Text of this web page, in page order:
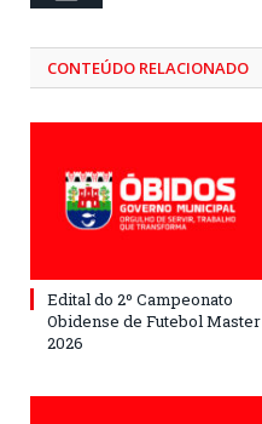
CONTEÚDO RELACIONADO
Edital do 2º Campeonato
Obidense de Futebol Master
2026